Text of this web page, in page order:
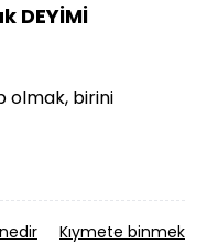
DEYİMİ
olmak, birini
Kıymete binmek